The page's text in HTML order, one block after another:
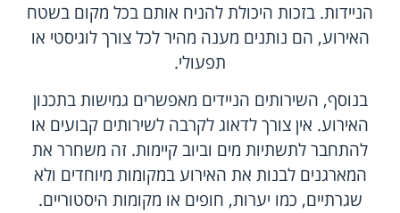
הניידות. בזכות היכולת להניח אותם בכל מקום בשטח
האירוע, הם נותנים מענה מהיר לכל צורך לוגיסטי או
תפעולי.
בנוסף, השירותים הניידים מאפשרים גמישות בתכנון
האירוע. אין צורך לדאוג לקרבה לשירותים קבועים או
להתחבר לתשתיות מים וביוב קיימות. זה משחרר את
המארגנים לבנות את האירוע במקומות מיוחדים ולא
שגרתיים, כמו יערות, חופים או מקומות היסטוריים.